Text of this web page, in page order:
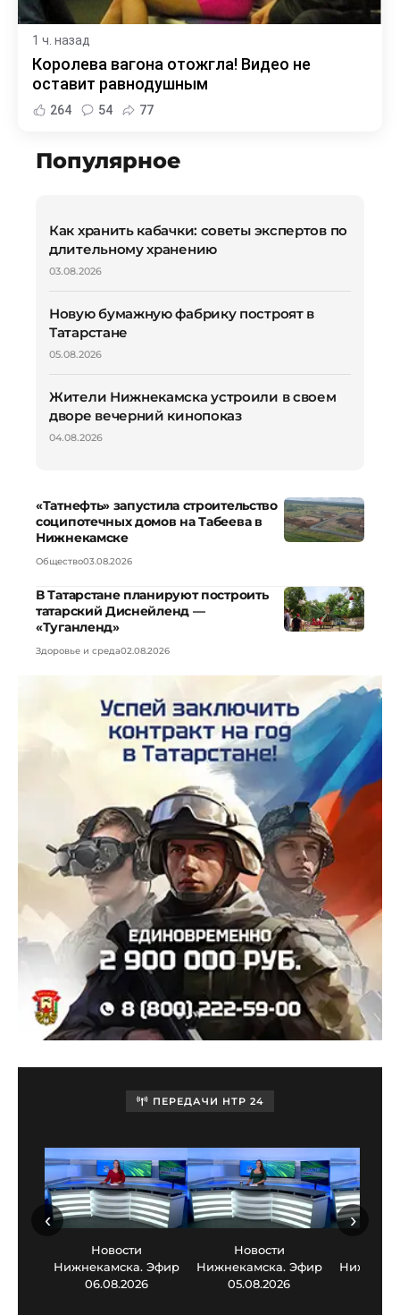
1 ч. назад
Королева вагона отожгла! Видео не
оставит равнодушным
264 54 77
Популярное
Как хранить кабачки: советы экспертов по
длительному хранению
03.08.2026
Новую бумажную фабрику построят в
Татарстане
05.08.2026
Жители Нижнекамска устроили в своем
дворе вечерний кинопоказ
04.08.2026
«Татнефть» запустила строительство
соципотечных домов на Табеева в
Нижнекамске
Общество03.08.2026
В Татарстане планируют построить
татарский Диснейленд —
«Туганленд»
Здоровье и среда02.08.2026
ПЕРЕДАЧИ НТР 24
Новости
Нижнекамска. Эфир
06.08.2026
Новости
Нижнекамска. Эфир
05.08.2026
‹ ›